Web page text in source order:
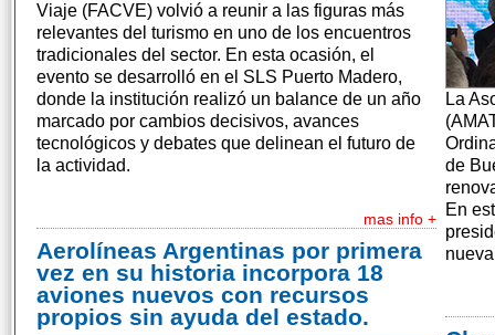
Viaje (FACVE) volvió a reunir a las figuras más
relevantes del turismo en uno de los encuentros
tradicionales del sector. En esta ocasión, el
evento se desarrolló en el SLS Puerto Madero,
donde la institución realizó un balance de un año
marcado por cambios decisivos, avances
tecnológicos y debates que delinean el futuro de
la actividad.
mas info +
Aerolíneas Argentinas por primera
vez en su historia incorpora 18
aviones nuevos con recursos
propios sin ayuda del estado.
La
de
En